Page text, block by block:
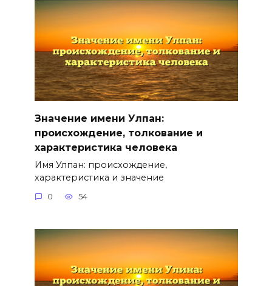
Значение имени Улпан:
происхождение, толкование и
характеристика человека
Имя Улпан: происхождение,
характеристика и значение
0 54